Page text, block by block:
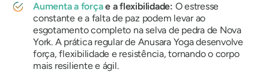
Aumenta a forçae a flexibilidade: O estresse
constante e a falta de paz podem levar ao
esgotamento completo na selva de pedra de Nova
York. A prática regular de Anusara Yoga desenvolve
força, flexibilidade e resistência, tornando o corpo
mais resiliente e ágil.